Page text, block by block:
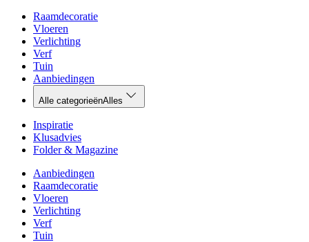
Raamdecoratie
Vloeren
Verlichting
Verf
Tuin
Aanbiedingen
Alle categorieënAlles
Inspiratie
Klusadvies
Folder & Magazine
Aanbiedingen
Raamdecoratie
Vloeren
Verlichting
Verf
Tuin